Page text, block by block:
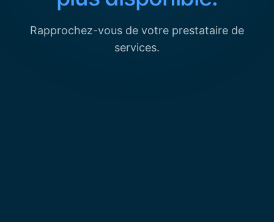
Rapprochez-vous de votre prestataire de
services.